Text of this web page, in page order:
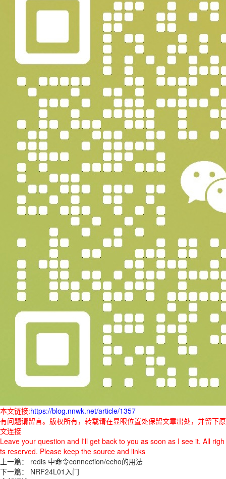
本文链接:https://blog.nnwk.net/article/1357
有问题请留言。版权所有，转载请在显眼位置处保留文章出处，并留下原
文连接
Leave your question and I'll get back to you as soon as I see it. All righ
ts reserved. Please keep the source and links
上一篇： redis 中命令connection/echo的用法
下一篇： NRF24L01入门